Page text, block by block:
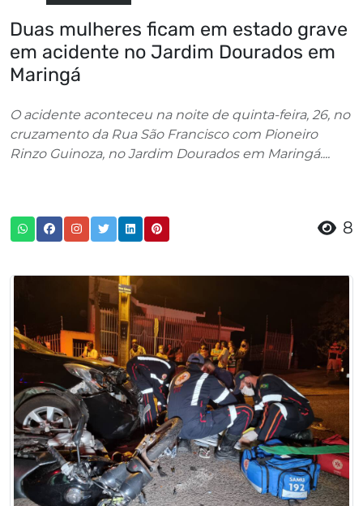
Duas mulheres ficam em estado grave
em acidente no Jardim Dourados em
Maringá
O acidente aconteceu na noite de quinta-feira, 26, no
cruzamento da Rua São Francisco com Pioneiro
Rinzo Guinoza, no Jardim Dourados em Maringá....
8